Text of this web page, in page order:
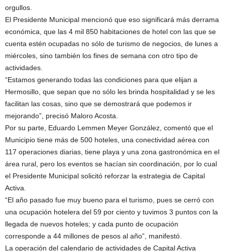
orgullos.
El Presidente Municipal mencionó que eso significará más derrama
económica, que las 4 mil 850 habitaciones de hotel con las que se
cuenta estén ocupadas no sólo de turismo de negocios, de lunes a
miércoles, sino también los fines de semana con otro tipo de
actividades.
“Estamos generando todas las condiciones para que elijan a
Hermosillo, que sepan que no sólo les brinda hospitalidad y se les
facilitan las cosas, sino que se demostrará que podemos ir
mejorando”, precisó Maloro Acosta.
Por su parte, Eduardo Lemmen Meyer González, comentó que el
Municipio tiene más de 500 hoteles, una conectividad aérea con
117 operaciones diarias, tiene playa y una zona gastronómica en el
área rural, pero los eventos se hacían sin coordinación, por lo cual
el Presidente Municipal solicitó reforzar la estrategia de Capital
Activa.
“El año pasado fue muy bueno para el turismo, pues se cerró con
una ocupación hotelera del 59 por ciento y tuvimos 3 puntos con la
llegada de nuevos hoteles; y cada punto de ocupación
corresponde a 44 millones de pesos al año”, manifestó.
La operación del calendario de actividades de Capital Activa